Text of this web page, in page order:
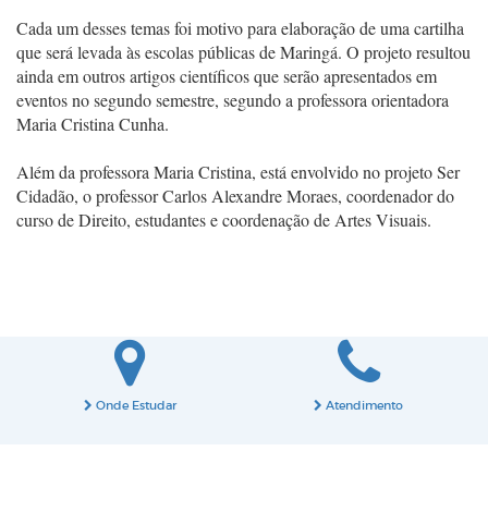
Cada um desses temas foi motivo para elaboração de uma cartilha
que será levada às escolas públicas de Maringá. O projeto resultou
ainda em outros artigos científicos que serão apresentados em
eventos no segundo semestre, segundo a professora orientadora
Maria Cristina Cunha.
Além da professora Maria Cristina, está envolvido no projeto Ser
Cidadão, o professor Carlos Alexandre Moraes, coordenador do
curso de Direito, estudantes e coordenação de Artes Visuais.
Onde Estudar Atendimento